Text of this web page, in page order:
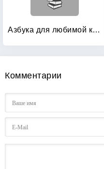
Азбука для любимой куклы: + кукла
Комментарии